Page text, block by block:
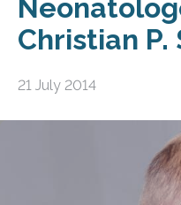
Christian P.
21 July 2014